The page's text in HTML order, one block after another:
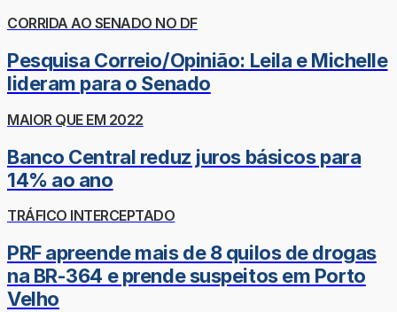
CORRIDA AO SENADO NO DF
Pesquisa Correio/Opinião: Leila e Michelle
lideram para o Senado
MAIOR QUE EM 2022
Banco Central reduz juros básicos para
14% ao ano
TRÁFICO INTERCEPTADO
PRF apreende mais de 8 quilos de drogas
na BR-364 e prende suspeitos em Porto
Velho